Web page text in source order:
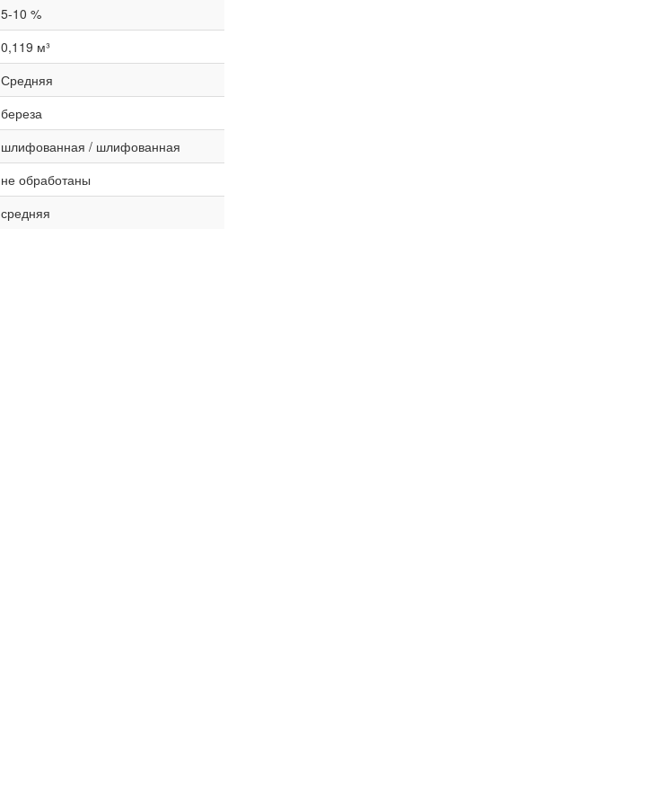
5-10 %
0,119 м³
Средняя
береза
шлифованная / шлифованная
не обработаны
средняя